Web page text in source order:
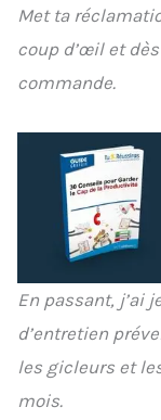
Met ta
coup d’œil et
commande.
En passant, j’ai
d’entretien
les gicleurs et
mois.